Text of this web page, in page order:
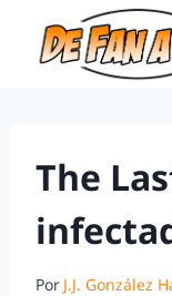
The
Por J.J. González